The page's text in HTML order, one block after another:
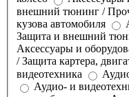
внешний тюнинг /
кузова автомобиля
Защита и внешний
Аксессуары и
/ Защита картера,
видеотехника
Аудио- и